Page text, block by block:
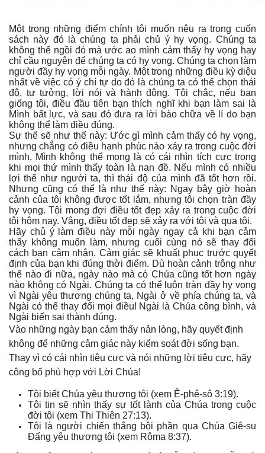
Một trong những điểm chính tôi muốn nêu ra trong cuốn
sách này đó là chúng ta phải chủ ý hy vọng. Chúng ta
không thể ngồi đó mà ước ao mình cảm thấy hy vọng hay
chỉ cầu nguyện để chúng ta có hy vọng. Chúng ta chọn làm
người đầy hy vọng mỗi ngày. Một trong những điều kỳ diệu
nhất về việc có ý chí tự do đó là chúng ta có thể chọn thái
độ, tư tưởng, lời nói và hành động. Tôi chắc, nếu bạn
giống tôi, điều đầu tiên bạn thích nghĩ khi bạn làm sai là
Mình bất lực, và sau đó đưa ra lời bào chữa về lí do bạn
không thể làm điều đúng.
Sự thể sẽ như thế này: Ước gì mình cảm thấy có hy vọng,
nhưng chẳng có điều hạnh phúc nào xảy ra trong cuộc đời
mình. Mình không thể mong là có cái nhìn tích cực trong
khi mọi thứ mình thấy toàn là nan đề. Nếu mình có nhiều
lợi thế như người ta, thì thái độ của mình đã tốt hơn rồi.
Nhưng cũng có thể là như thế này: Ngay bây giờ hoàn
cảnh của tôi không được tốt lắm, nhưng tôi chọn tràn đầy
hy vọng. Tôi mong đợi điều tốt đẹp xảy ra trong cuộc đời
tôi hôm nay. Vâng, điều tốt đẹp sẽ xảy ra với tôi và qua tôi.
Hãy chủ ý làm điều này mỗi ngày ngay cả khi bạn cảm
thấy không muốn làm, nhưng cuối cùng nó sẽ thay đổi
cách bạn cảm nhận. Cảm giác sẽ khuất phục trước quyết
định của bạn khi đúng thời điểm. Dù hoàn cảnh trông như
thế nào đi nữa, ngày nào mà có Chúa cũng tốt hơn ngày
nào không có Ngài. Chúng ta có thể luôn tràn đầy hy vọng
vì Ngài yêu thương chúng ta, Ngài ở về phía chúng ta, và
Ngài có thể thay đổi mọi điều! Ngài là Chúa công bình, và
Ngài biến sai thành đúng.
Vào những ngày bạn cảm thấy nản lòng, hãy quyết định
không để những cảm giác này kiểm soát đời sống bạn.
Thay vì có cái nhìn tiêu cực và nói những lời tiêu cực, hãy
công bố phù hợp với Lời Chúa!
Tôi biết Chúa yêu thương tôi (xem Ê-phê-sô 3:19).
Tôi tin sẽ nhìn thấy sự tốt lành của Chúa trong cuộc
đời tôi (xem Thi Thiên 27:13).
Tôi là người chiến thắng bội phần qua Chúa Giê-su
Đấng yêu thương tôi (xem Rôma 8:37).